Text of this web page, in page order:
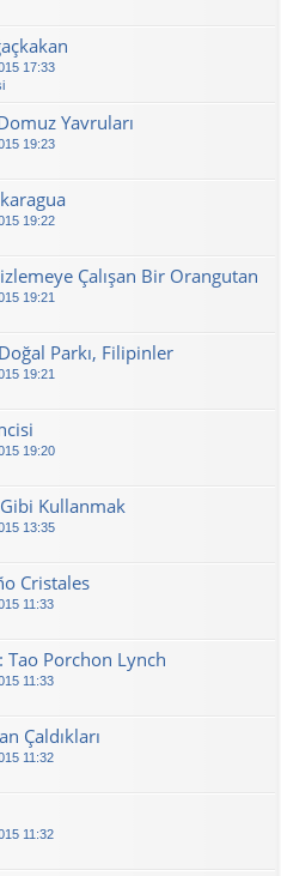
17:33
Yavruları
19:23
19:22
Çalışan Bir Orangutan
19:21
Parkı, Filipinler
19:21
19:20
Kullanmak
13:35
Cristales
11:33
Tao Porchon Lynch
11:33
Çaldıkları
11:32
11:32